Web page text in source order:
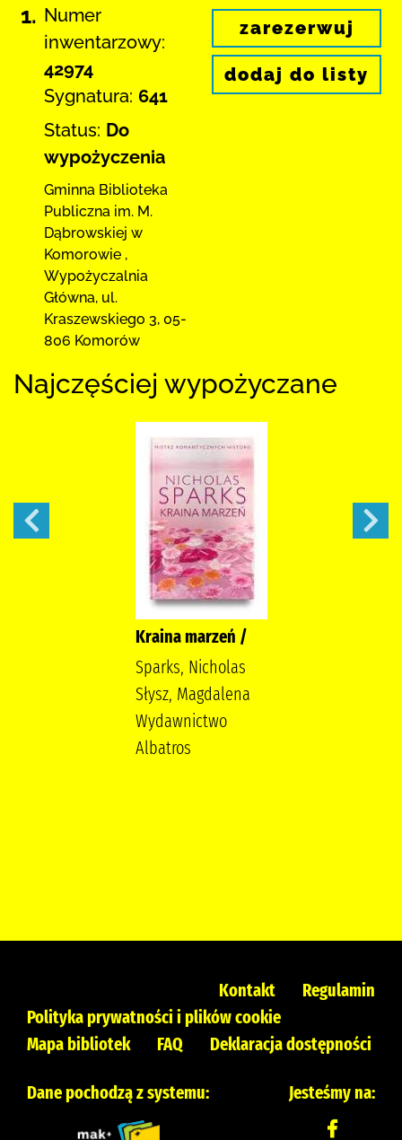
1. Numer
inwentarzowy:
42974
Sygnatura: 641
Status: Do
wypożyczenia
Gminna Biblioteka
Publiczna im. M.
Dąbrowskiej w
Komorowie ,
Wypożyczalnia
Główna, ul.
Kraszewskiego 3, 05-
806 Komorów
zarezerwuj
dodaj do listy
Najczęściej wypożyczane
Kraina marzeń /
Sparks, Nicholas
Słysz, Magdalena
Wydawnictwo
Albatros
Kontakt
Regulamin
Polityka prywatności i plików cookie
Mapa bibliotek
FAQ Deklaracja dostępności
Dane pochodzą z systemu: Jesteśmy na: